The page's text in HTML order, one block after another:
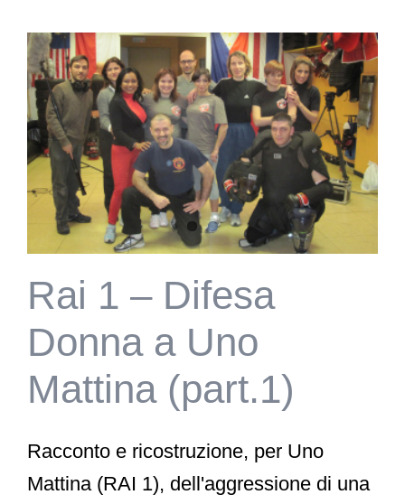
a
That’s
Italia
Rai 1 – Difesa
Donna a Uno
Mattina (part.1)
Racconto e ricostruzione, per Uno
Mattina (RAI 1), dell'aggressione di una